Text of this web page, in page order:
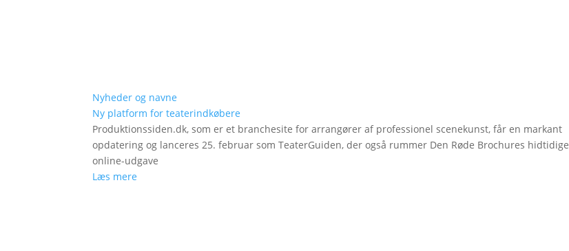
Nyheder og navne
Ny platform for teaterindkøbere
Produktionssiden.dk, som er et branchesite for arrangører af professionel scenekunst, får en markant
opdatering og lanceres 25. februar som TeaterGuiden, der også rummer Den Røde Brochures hidtidige
online-udgave
Læs mere